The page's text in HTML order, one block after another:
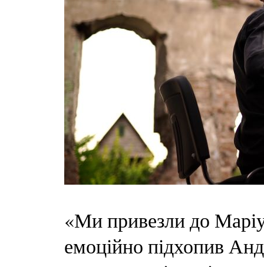
«Ми привезли до
емоційно підхопив